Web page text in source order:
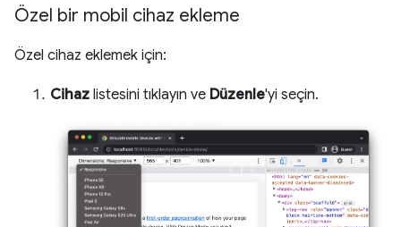
Özel bir mobil cihaz ekleme
Özel cihaz eklemek için:
Cihaz listesini tıklayın ve Düzenle'yi seçin.